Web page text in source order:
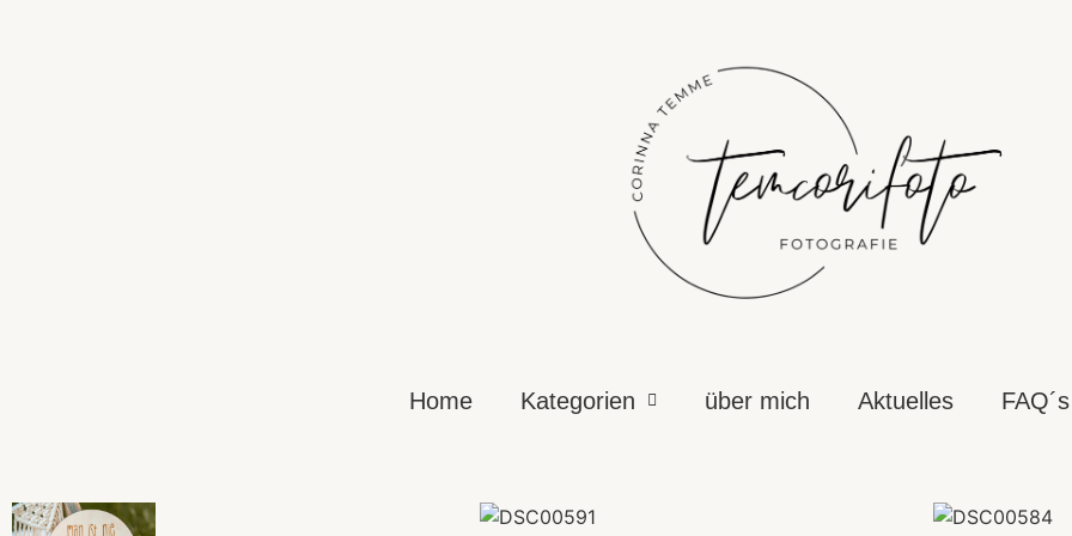
Home Kategorien über mich Aktuelles FAQ´s